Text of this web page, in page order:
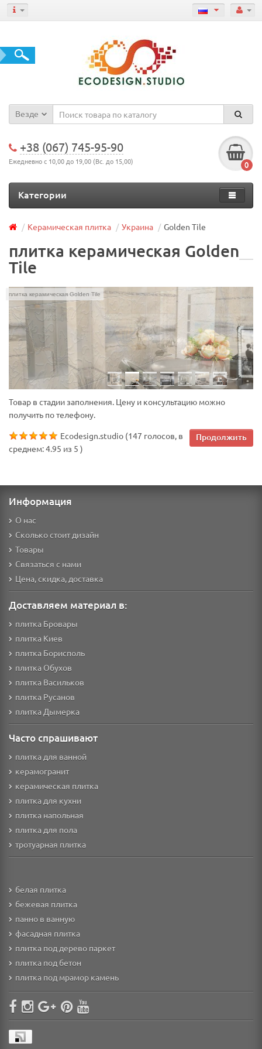
Везде
+38 (067) 745-95-90
Ежедневно с 10,00 до 19,00 (Вс. до 15,00) 0
Категории
Керамическая плитка Украина Golden Tile
плитка керамическая Golden
Tile
плитка керамическая Golden Tile
Товар в стадии заполнения. Цену и консультацию можно
получить по телефону.
Продолжить
Ecodesign.studio (147 голосов, в
среднем:4.95 из 5 )
Информация
О нас
Сколько стоит дизайн
Товары
Связаться с нами
Цена, скидка, доставка
Доставляем материал в:
плитка Бровары
плитка Киев
плитка Борисполь
плитка Обухов
плитка Васильков
плитка Русанов
плитка Дымерка
Часто спрашивают
плитка для ванной
керамогранит
керамическая плитка
плитка для кухни
плитка напольная
плитка для пола
тротуарная плитка
белая плитка
бежевая плитка
панно в ванную
фасадная плитка
плитка под дерево паркет
плитка под бетон
плитка под мрамор камень